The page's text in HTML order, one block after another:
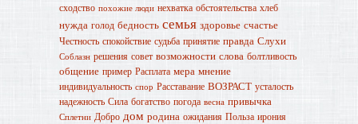
сходство похожие люди нехватка обстоятельства хлеб
нужда голод бедность семья здоровье счастье
Честность спокойствие судьба принятие правда Слухи
Соблазн решения совет возможности слова болтливость
общение пример Расплата мера мнение
индивидуальность спор Расставание ВОЗРАСТ усталость
надежность Сила богатство погода весна привычка
Сплетни Добро дом родина ожидания Польза ирония